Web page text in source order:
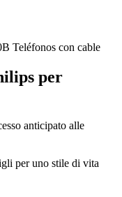
Teléfonos con cable
per
anticipato alle
per uno stile di vita